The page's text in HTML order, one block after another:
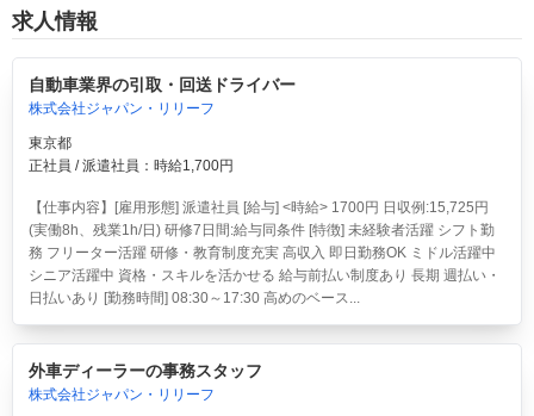
求人情報
自動車業界の引取・回送ドライバー
株式会社ジャパン・リリーフ
東京都
正社員 / 派遣社員：時給1,700円
【仕事内容】[雇用形態] 派遣社員 [給与] <時給> 1700円 日収例:15,725円
(実働8h、残業1h/日) 研修7日間:給与同条件 [特徴] 未経験者活躍 シフト勤
務 フリーター活躍 研修・教育制度充実 高収入 即日勤務OK ミドル活躍中
シニア活躍中 資格・スキルを活かせる 給与前払い制度あり 長期 週払い・
日払いあり [勤務時間] 08:30～17:30 高めのベース...
外車ディーラーの事務スタッフ
株式会社ジャパン・リリーフ